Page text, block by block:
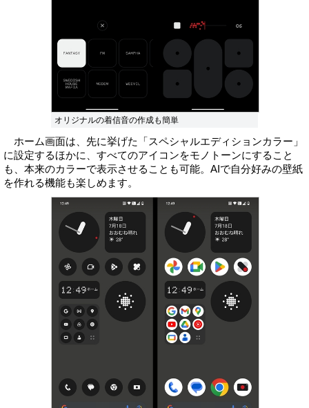
オリジナルの着信音の作成も簡単
ホーム画面は、先に挙げた「スペシャルエディションカラー」
に設定するほかに、すべてのアイコンをモノトーンにすること
も、本来のカラーで表示させることも可能。AIで自分好みの壁紙
を作れる機能も楽しめます。